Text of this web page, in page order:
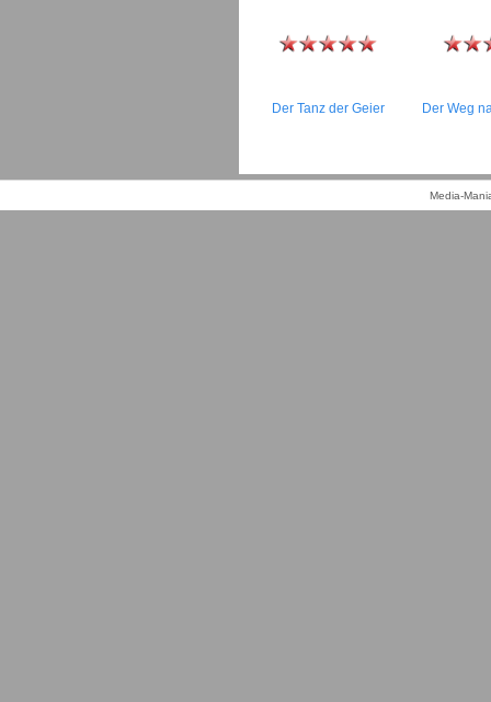
Der Tanz der Geier Der Weg
Media-